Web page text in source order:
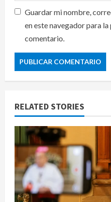
Guardar mi nombre,
en este navegador para
comentario.
RELATED STORIES